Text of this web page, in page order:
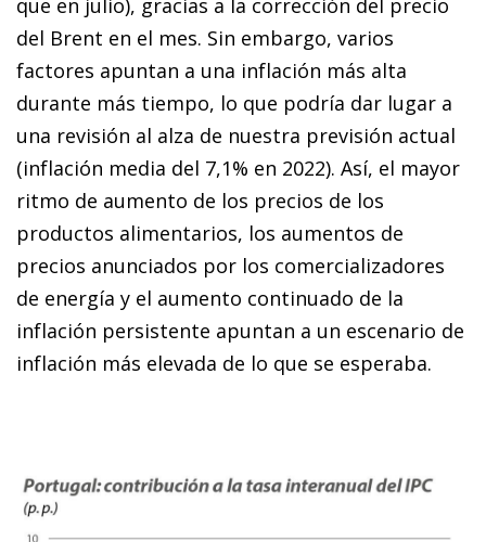
que en julio), gracias a la corrección del precio
del Brent en el mes. Sin embargo, varios
factores apuntan a una inflación más alta
durante más tiempo, lo que podría dar lugar a
una revisión al alza de nuestra previsión actual
(inflación media del 7,1% en 2022). Así, el mayor
ritmo de aumento de los precios de los
productos alimentarios, los aumentos de
precios anunciados por los comercializadores
de energía y el aumento continuado de la
inflación persistente apuntan a un escenario de
inflación más elevada de lo que se esperaba.